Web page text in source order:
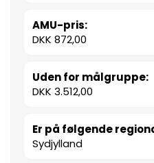
AMU-pris:
DKK 872,00
Uden for målgruppe:
DKK 3.512,00
Er på følgende
Sydjylland